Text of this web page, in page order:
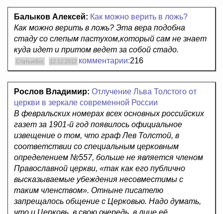
Балыков Алексей: Как можно верить в ложь?
Как можно верить в ложь? Эта вера подобна
стаду со слепым пастухом,который сам не знает
куда идет и притом ведет за собой стадо.
Статьи/Бог 12.12.2012 комментарии:216
Рослов Владимир: Отлучение Льва Толстого от
церкви в зеркале современной России
В февральских номерах всех основных российских
газет за 1901-й год появилось официальное
извещение о том, что граф Лев Толстой, в
соответствии со специальным церковным
определением №557, больше не является членом
Православной церкви, «так как его публично
высказываемые убеждения несовместимы с
таким членством». Отныне писателю
запрещалось общение с Церковью. Надо думать,